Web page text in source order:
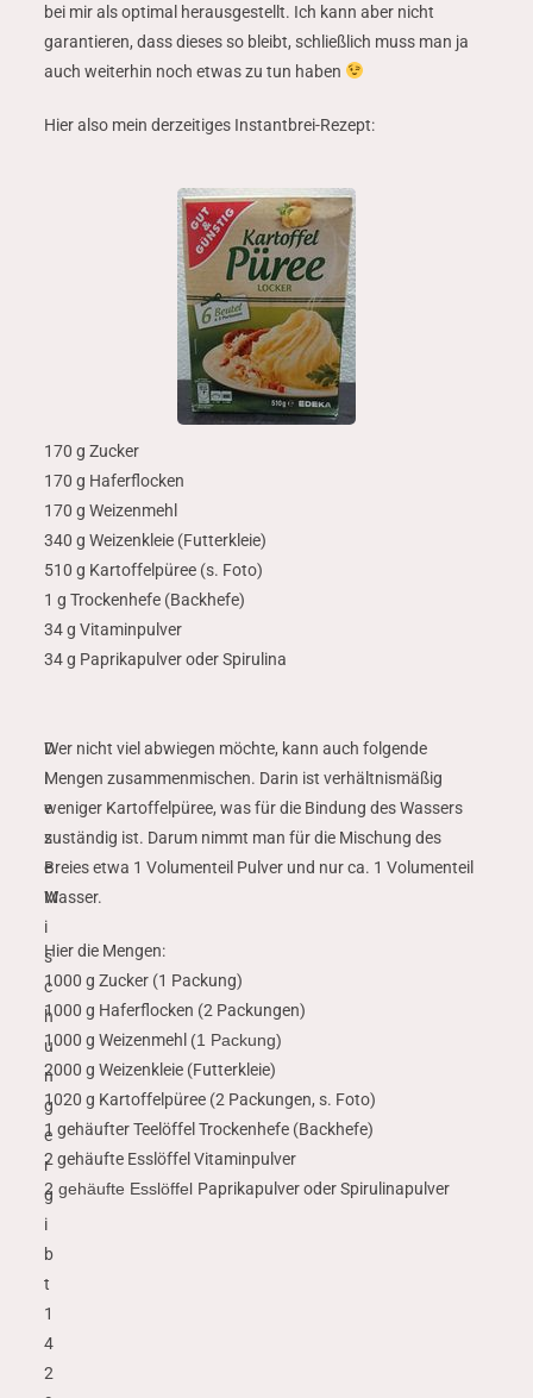
bei mir als optimal herausgestellt. Ich kann aber nicht
garantieren, dass dieses so bleibt, schließlich muss man ja
auch weiterhin noch etwas zu tun haben
Hier also mein derzeitiges Instantbrei-Rezept:
170 g Zucker
170 g Haferflocken
170 g Weizenmehl
340 g Weizenkleie (Futterkleie)
510 g Kartoffelpüree (s. Foto)
1 g Trockenhefe (Backhefe)
34 g Vitaminpulver
34 g Paprikapulver oder Spirulina
D
i
e
s
e
M
i
s
c
h
u
n
g
e
r
g
i
b
t
1
4
2
Wer nicht viel abwiegen möchte, kann auch folgende
Mengen zusammenmischen. Darin ist verhältnismäßig
weniger Kartoffelpüree, was für die Bindung des Wassers
zuständig ist. Darum nimmt man für die Mischung des
Breies etwa 1 Volumenteil Pulver und nur ca. 1 Volumenteil
Wasser.
Hier die Mengen:
1000 g Zucker (1 Packung)
1000 g Haferflocken (2 Packungen)
1000 g Weizenmehl (1 Packung)
2000 g Weizenkleie (Futterkleie)
1020 g Kartoffelpüree (2 Packungen, s. Foto)
1 gehäufter Teelöffel Trockenhefe (Backhefe)
2 gehäufte Esslöffel Vitaminpulver
2 gehäufte Esslöffel Paprikapulver oder Spirulinapulver